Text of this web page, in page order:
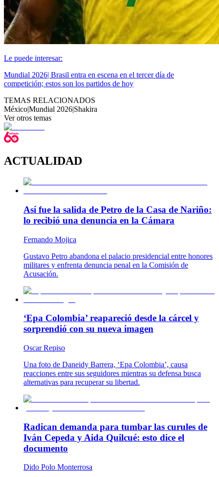
Le puede interesar:
Mundial 2026| Brasil entra en escena en el tercer día de
competición; estos son los partidos de hoy
TEMAS RELACIONADOS
México|Mundial 2026|Shakira
Ver otros temas
ACTUALIDAD
Así fue la salida de Petro de la Casa de Nariño:
lo recibió una denuncia en la Cámara
Fernando Mojica
Gustavo Petro abandona el palacio presidencial entre honores
militares y enfrenta denuncia penal en la Comisión de
Acusación.
‘Epa Colombia’ reapareció desde la cárcel y
sorprendió con su nueva imagen
Oscar Repiso
Una foto de Daneidy Barrera, ‘Epa Colombia’, causa
reacciones entre sus seguidores mientras su defensa busca
alternativas para recuperar su libertad.
Radican demanda para tumbar las curules de
Iván Cepeda y Aida Quilcué: esto dice el
documento
Dido Polo Monterrosa